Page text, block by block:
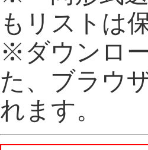
もリストは
※ダウンロ
た、ブラウ
れます。